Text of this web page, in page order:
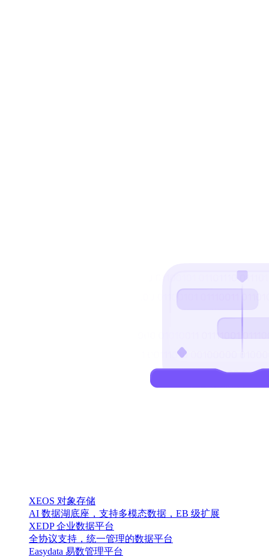
XEOS 对象存储
AI 数据湖底座，支持多模态数据，EB 级扩展
XEDP 企业数据平台
全协议支持，统一管理的数据平台
Easydata 易数管理平台